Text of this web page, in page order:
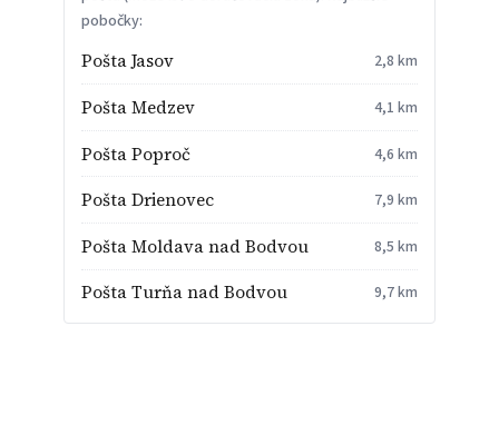
pobočky:
Pošta Jasov 2,8 km
Pošta Medzev 4,1 km
Pošta Poproč 4,6 km
Pošta Drienovec 7,9 km
Pošta Moldava nad Bodvou 8,5 km
Pošta Turňa nad Bodvou 9,7 km